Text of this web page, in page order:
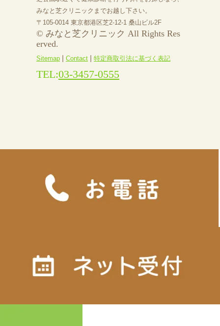
みなと芝クリニックまでお越し下さい。
〒105-0014 東京都港区芝2-12-1 桑山ビル2F
© みなと芝クリニック All Rights Res
erved.
Sitemap | Contact | 特定商取引法に基づく表記
TEL:03-3457-0555